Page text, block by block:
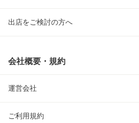
出店をご検討の方へ
会社概要・規約
運営会社
ご利用規約